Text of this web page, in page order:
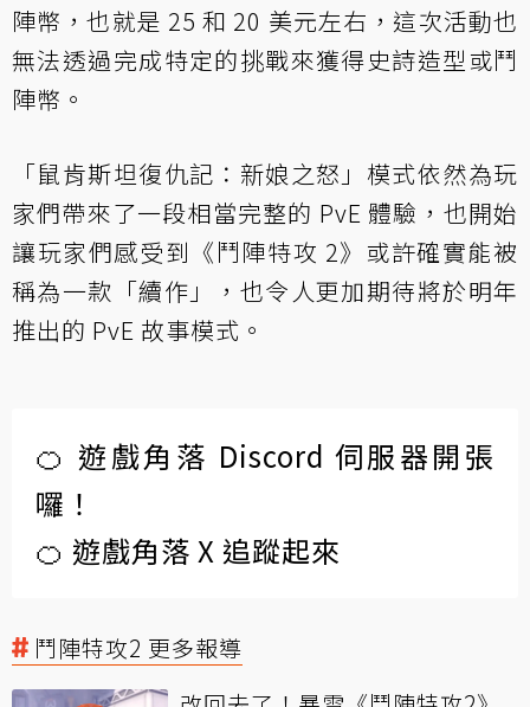
陣幣，也就是 25 和 20 美元左右，這次活動也
無法透過完成特定的挑戰來獲得史詩造型或鬥
陣幣。
「鼠肯斯坦復仇記：新娘之怒」模式依然為玩
家們帶來了一段相當完整的 PvE 體驗，也開始
讓玩家們感受到《鬥陣特攻 2》或許確實能被
稱為一款「續作」，也令人更加期待將於明年
推出的 PvE 故事模式。
🍊 遊戲角落 Discord 伺服器開張
囉！
🍊 遊戲角落 X 追蹤起來
鬥陣特攻2 更多報導